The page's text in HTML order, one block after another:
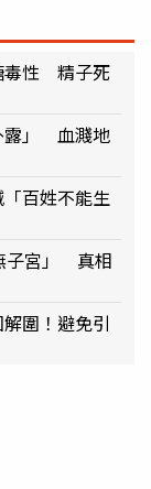
毒性 精子死
露」 血濺地
百姓不能生
子宮」 真相
圍！避免引